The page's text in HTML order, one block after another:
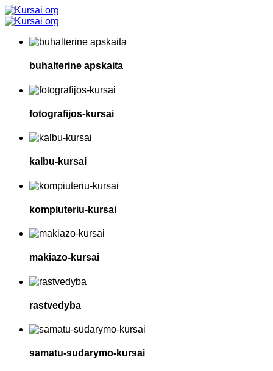
buhalterine apskaita
fotografijos-kursai
kalbu-kursai
kompiuteriu-kursai
makiazo-kursai
rastvedyba
samatu-sudarymo-kursai